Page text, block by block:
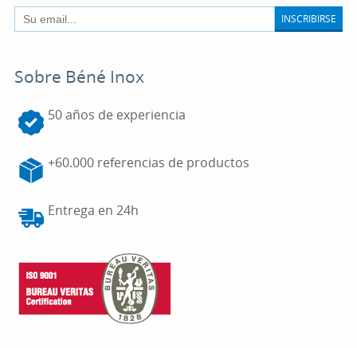
INSCRIBIRSE
Sobre Béné Inox
50 años de experiencia
+60.000 referencias de productos
Entrega en 24h